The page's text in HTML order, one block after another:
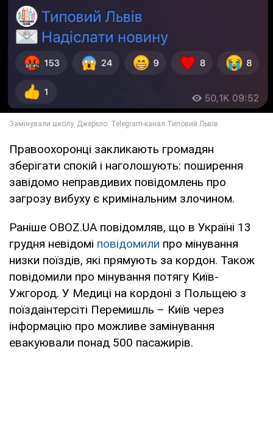
Правоохоронці закликають громадян
зберігати спокій і наголошують: поширення
завідомо неправдивих повідомлень про
загрозу вибуху є кримінальним злочином.
Раніше OBOZ.UA повідомляв, що в Україні 13
грудня невідомі повідомили про мінування
низки поїздів, які прямують за кордон. Також
повідомили про мінування потягу Київ-
Ужгород. У Медиці на кордоні з Польщею з
поїздаінтерсіті Перемишль – Київ через
інформацію про можливе замінування
евакуювали понад 500 пасажирів.